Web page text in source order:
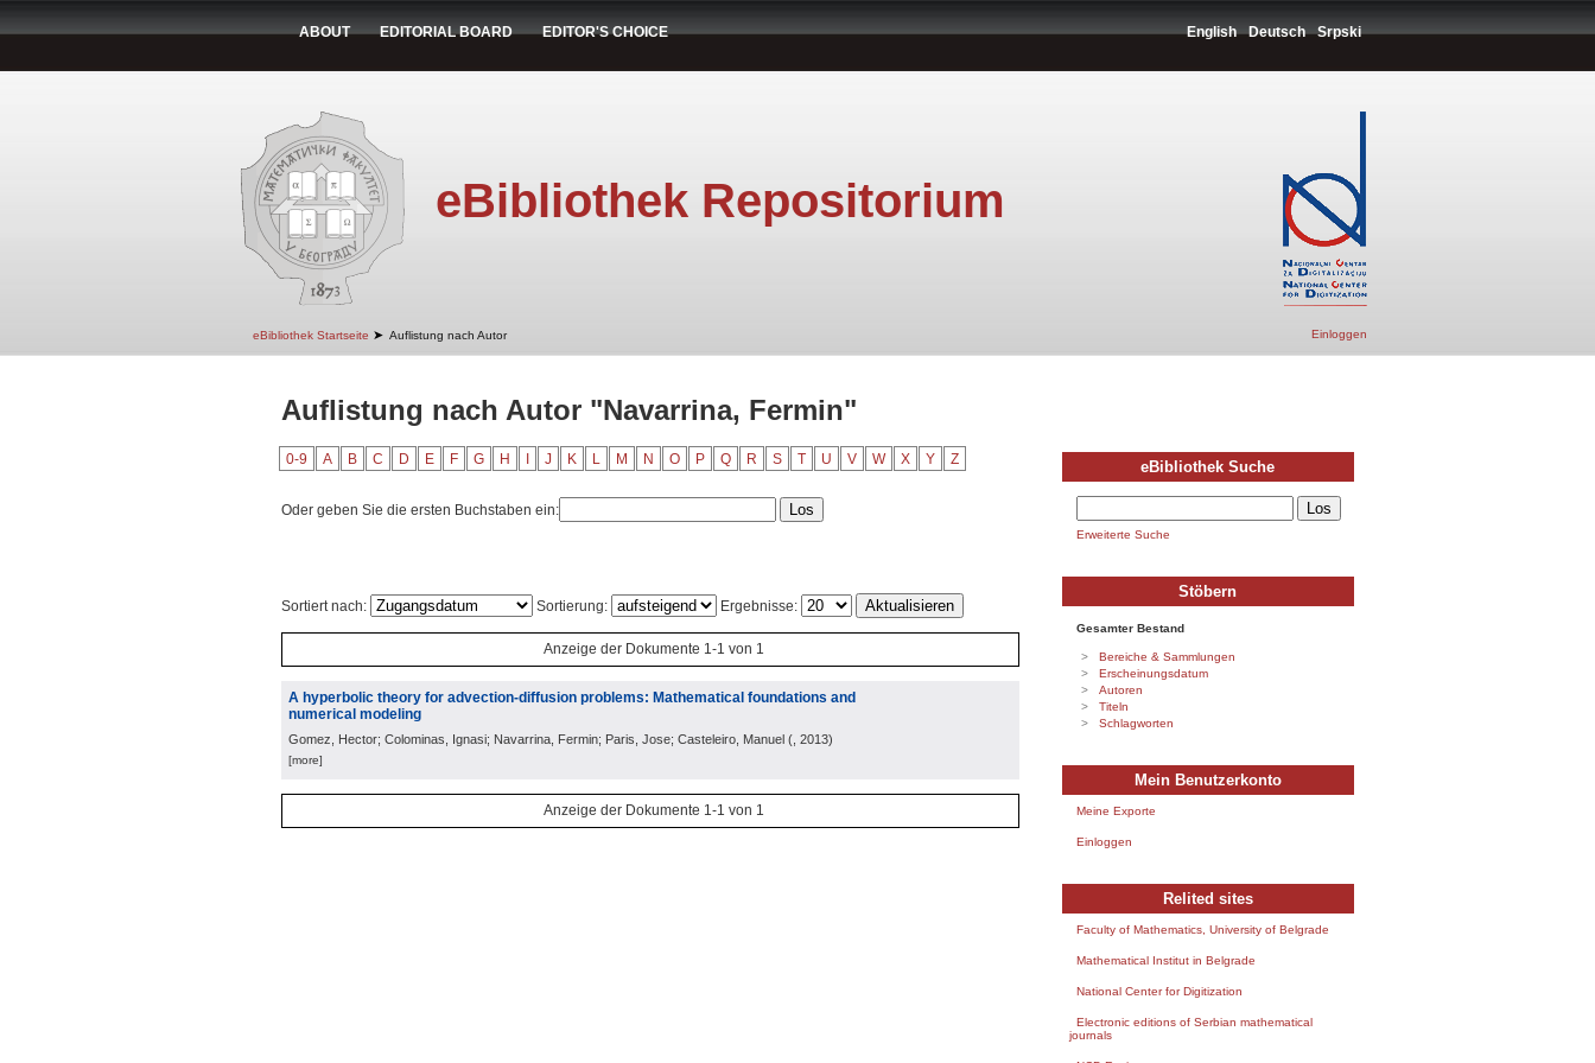
ABOUT EDITORIAL BOARD EDITOR'S CHOICE English Deutsch Srpski
eBibliothek Repositorium
eBibliothek Startseite ➤ Auflistung nach Autor Einloggen
Auflistung nach Autor "Navarrina, Fermin"
0-9 A B C D E F G H J K L M N O P Q R S T U V W X Y Z
Oder geben Sie die ersten Buchstaben ein:
Sortiert nach: Sortierung: Ergebnisse:
Anzeige der Dokumente 1-1 von 1
A hyperbolic theory for advection-diffusion problems: Mathematical foundations and
numerical modeling
Gomez, Hector; Colominas, Ignasi; Navarrina, Fermin; Paris, Jose; Casteleiro, Manuel ( , 2013)
[more]
Anzeige der Dokumente 1-1 von 1
eBibliothek Suche
Erweiterte Suche
Stöbern
Gesamter Bestand
Bereiche & Sammlungen
Erscheinungsdatum
Autoren
Titeln
Schlagworten
Mein Benutzerkonto
Meine Exporte
Einloggen
Relited sites
Faculty of Mathematics, University of Belgrade
Mathematical Institut in Belgrade
National Center for Digitization
Electronic editions of Serbian mathematical
journals